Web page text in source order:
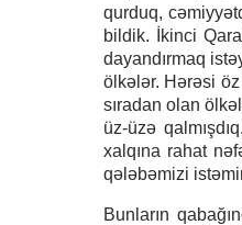
qurduq,
bildik. İkinci
dayandırmaq
ölkələr. Hərəsi
sıradan olan
üz-üzə
xalqına rahat
qələbəmizi
Bunların